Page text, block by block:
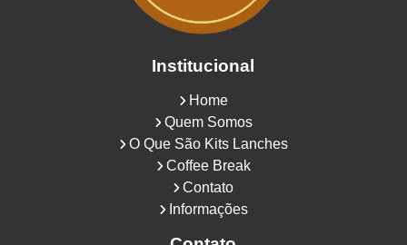
Institucional
Home
Quem Somos
O Que São Kits Lanches
Coffee Break
Contato
Informações